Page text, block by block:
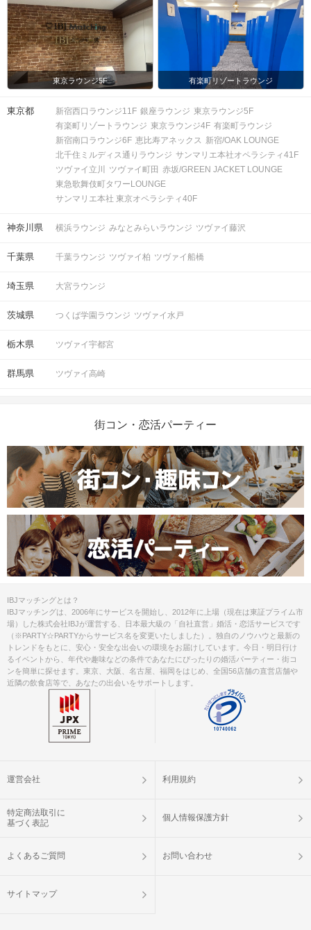
東京ラウンジ5F 有楽町リゾートラウンジ
東京都 新宿西口ラウンジ11F 銀座ラウンジ 東京ラウンジ5F
有楽町リゾートラウンジ 東京ラウンジ4F 有楽町ラウンジ
新宿南口ラウンジ6F 恵比寿アネックス 新宿/OAK LOUNGE
北千住ミルディス通りラウンジ サンマリエ本社オペラシティ41F
ツヴァイ立川
ツヴァイ町田 赤坂/GREEN JACKET LOUNGE
東急歌舞伎町タワーLOUNGE
サンマリエ本社 東京オペラシティ40F
神奈川県 横浜ラウンジ みなとみらいラウンジ ツヴァイ藤沢
千葉県 千葉ラウンジ ツヴァイ柏 ツヴァイ船橋
埼玉県 大宮ラウンジ
茨城県 つくば学園ラウンジ ツヴァイ水戸
栃木県 ツヴァイ宇都宮
群馬県 ツヴァイ高崎
街コン・恋活パーティー
IBJマッチングとは？
IBJマッチングは、2006年にサービスを開始し、2012年に上場（現在は東証プライム市
場）した株式会社IBJが運営する、日本最大級の「自社直営」婚活・恋活サービスです
（※PARTY☆PARTYからサービス名を変更いたしました）。独自のノウハウと最新の
トレンドをもとに、安心・安全な出会いの環境をお届けしています。今日・明日行け
るイベントから、年代や趣味などの条件であなたにぴったりの婚活パーティー・街コ
ンを簡単に探せます。東京、大阪、名古屋、福岡をはじめ、全国56店舗の直営店舗や
近隣の飲食店等で、あなたの出会いをサポートします。
運営会社 利用規約
特定商法取引に
基づく表記
個人情報保護方針
よくあるご質問 お問い合わせ
サイトマップ